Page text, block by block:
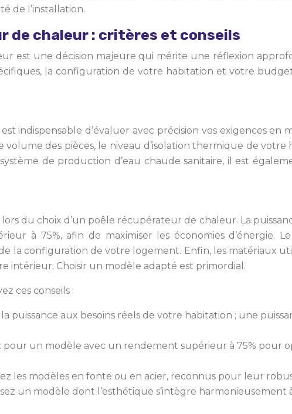
de l’installation.
de chaleur : critères et conseils
est une décision majeure qui mérite une réflexion
la configuration de votre habitation et votre
indispensable d’évaluer avec précision vos exigences
des pièces, le niveau d’isolation thermique de
de production d’eau chaude sanitaire, il est
du choix d’un poêle récupérateur de chaleur. La
à 75%, afin de maximiser les économies d’énergie.
la configuration de votre logement. Enfin, les matériaux
intérieur. Choisir un modèle adapté est primordial.
ces conseils :
puissance aux besoins réels de votre habitation ; une
pour un modèle avec un rendement supérieur à 75% pour
les modèles en fonte ou en acier, reconnus pour leur
un modèle dont l’esthétique s’intègre harmonieusement